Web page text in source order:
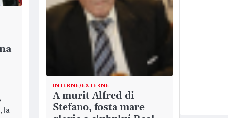
la
INTERNE/EXTERNE
A murit Alfred di
Stefano, fosta mare